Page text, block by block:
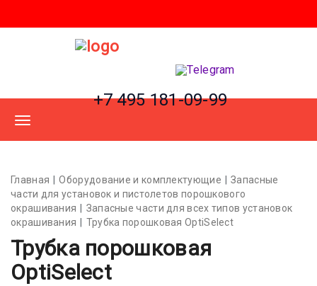
+7 495 181-09-99
Главная Оборудование и комплектующие
Запасные
части для установок и пистолетов порошкового
окрашивания
Запасные части для всех типов установок
окрашивания
Трубка порошковая OptiSelect
Трубка порошковая
OptiSelect